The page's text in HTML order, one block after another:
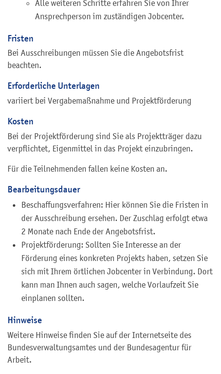
Alle weiteren Schritte erfahren Sie von Ihrer
Ansprechperson im zuständigen Jobcenter.
Fristen
Bei Ausschreibungen müssen Sie die Angebotsfrist
beachten.
Erforderliche Unterlagen
variiert bei Vergabemaßnahme und Projektförderung
Kosten
Bei der Projektförderung sind Sie als Projektträger dazu
verpflichtet, Eigenmittel in das Projekt einzubringen.
Für die Teilnehmenden fallen keine Kosten an.
Bearbeitungsdauer
Beschaffungsverfahren: Hier können Sie die Fristen in
der Ausschreibung ersehen. Der Zuschlag erfolgt etwa
2 Monate nach Ende der Angebotsfrist.
Projektförderung: Sollten Sie Interesse an der
Förderung eines konkreten Projekts haben, setzen Sie
sich mit Ihrem örtlichen Jobcenter in Verbindung. Dort
kann man Ihnen auch sagen, welche Vorlaufzeit Sie
einplanen sollten.
Hinweise
Weitere Hinweise finden Sie auf der Internetseite des
Bundesverwaltungsamtes und der Bundesagentur für
Arbeit.